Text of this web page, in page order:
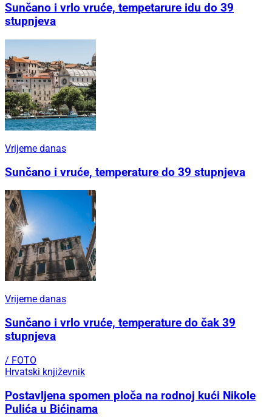
Sunčano i vrlo vruće, tempetarure idu do 39
stupnjeva
Vrijeme danas
Sunčano i vruće, temperature do 39 stupnjeva
Vrijeme danas
Sunčano i vrlo vruće, temperature do čak 39
stupnjeva
/ FOTO
Hrvatski književnik
Postavljena spomen ploča na rodnoj kući Nikole
Pulića u Bićinama